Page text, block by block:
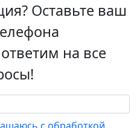
Оставьте ваш
на все